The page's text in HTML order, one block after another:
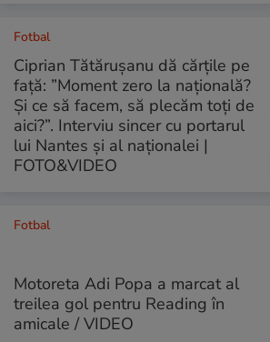
Fotbal
Ciprian Tătărușanu dă cărțile pe
față: ”Moment zero la națională?
Și ce să facem, să plecăm toți de
aici?”. Interviu sincer cu portarul
lui Nantes și al naționalei |
FOTO&VIDEO
Fotbal
Motoreta Adi Popa a marcat al
treilea gol pentru Reading în
amicale / VIDEO